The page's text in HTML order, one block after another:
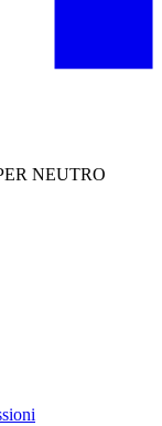
NEUTRO